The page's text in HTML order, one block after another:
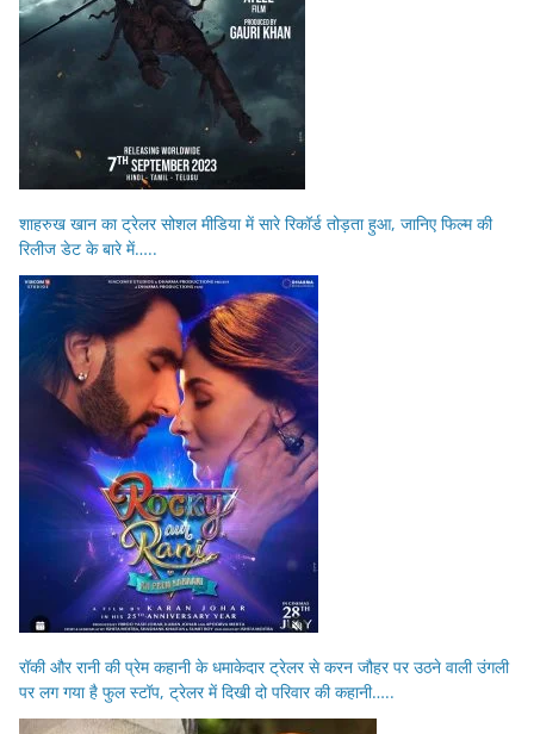
शाहरुख खान का ट्रेलर सोशल मीडिया में सारे रिकॉर्ड तोड़ता हुआ, जानिए फिल्म की
रिलीज डेट के बारे में…..
रॉकी और रानी की प्रेम कहानी के धमाकेदार ट्रेलर से करन जौहर पर उठने वाली उंगली
पर लग गया है फुल स्टॉप, ट्रेलर में दिखी दो परिवार की कहानी…..